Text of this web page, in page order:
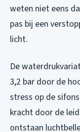
weten niet eens
pas bij een
licht.
De
3,2 bar door de
stress op de
kracht door de
ontstaan